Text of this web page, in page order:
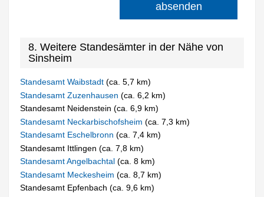
absenden
8. Weitere Standesämter in der Nähe von
Sinsheim
Standesamt Waibstadt(ca. 5,7 km)
Standesamt Zuzenhausen(ca. 6,2 km)
Standesamt Neidenstein (ca. 6,9 km)
Standesamt Neckarbischofsheim(ca. 7,3 km)
Standesamt Eschelbronn(ca. 7,4 km)
Standesamt Ittlingen (ca. 7,8 km)
Standesamt Angelbachtal(ca. 8 km)
Standesamt Meckesheim(ca. 8,7 km)
Standesamt Epfenbach (ca. 9,6 km)